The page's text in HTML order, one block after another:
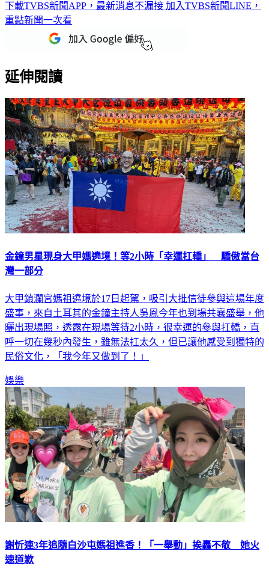
下載TVBS新聞APP，最新消息不漏接 加入TVBS新聞LINE，
重點新聞一次看
延伸閱讀
金鐘男星現身大甲媽遶境！等2小時「幸運扛轎」 驕傲當台
灣一部分
大甲鎮瀾宮媽祖遶境於17日起駕，吸引大批信徒參與這場年度
盛事，來自土耳其的金鐘主持人吳鳳今年也到場共襄盛舉，他
曬出現場照，透露在現場等待2小時，很幸運的參與扛轎，直
呼一切在幾秒內發生，雖無法扛太久，但已讓他感受到獨特的
民俗文化，「我今年又做到了！」
娛樂
謝忻連3年追隨白沙屯媽祖進香！「一舉動」挨轟不敬 她火
速道歉